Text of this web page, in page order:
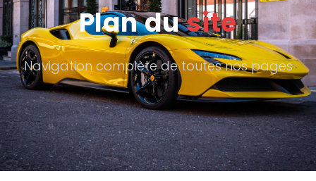
Plan dusite
Navigation complète de toutes nos pages